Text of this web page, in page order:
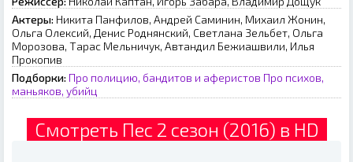
Актеры: Никита Панфилов, Андрей Саминин, Михаил Жонин,
Ольга Олексий, Денис Роднянский, Светлана Зельбет, Ольга
Морозова, Тарас Мельничук, Автандил Бежиашвили, Илья
Прокопив
Подборки: Про полицию, бандитов и аферистов Про психов,
маньяков, убийц
Смотреть Пес 2 сезон (2016) в HD